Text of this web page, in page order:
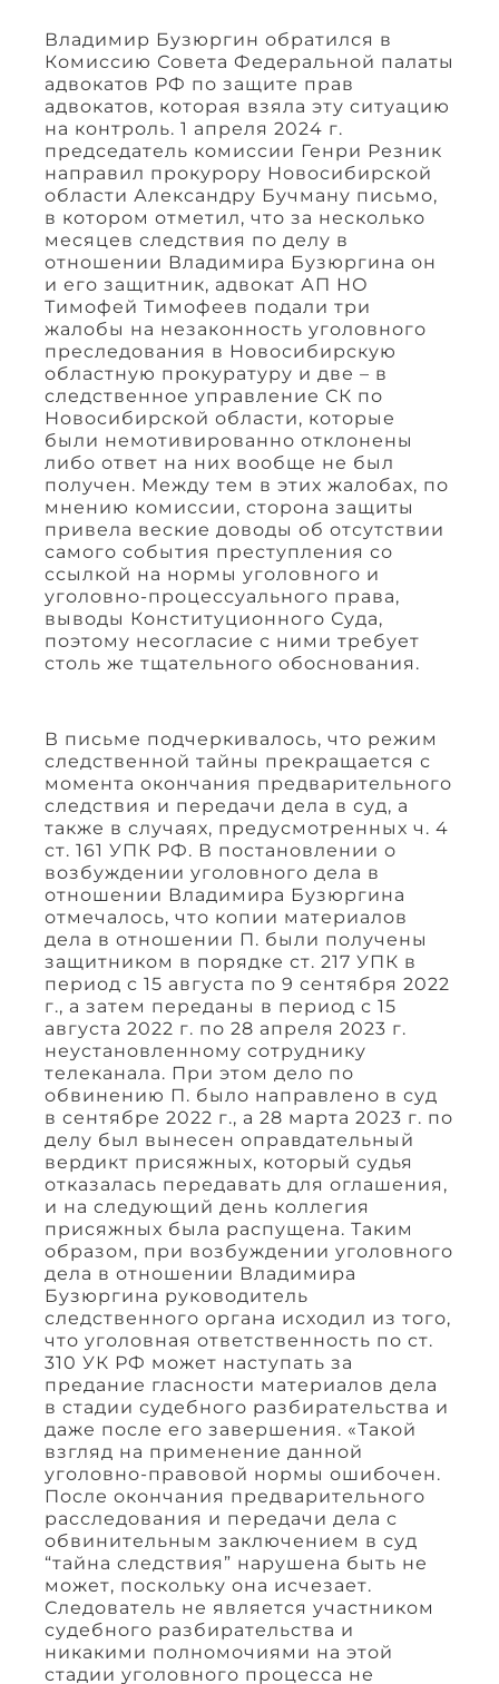
Владимир Бузюргин обратился в
Комиссию Совета Федеральной палаты
адвокатов РФ по защите прав
адвокатов, которая взяла эту ситуацию
на контроль. 1 апреля 2024 г.
председатель комиссии Генри Резник
направил прокурору Новосибирской
области Александру Бучману письмо,
в котором отметил, что за несколько
месяцев следствия по делу в
отношении Владимира Бузюргина он
и его защитник, адвокат АП НО
Тимофей Тимофеев подали три
жалобы на незаконность уголовного
преследования в Новосибирскую
областную прокуратуру и две – в
следственное управление СК по
Новосибирской области, которые
были немотивированно отклонены
либо ответ на них вообще не был
получен. Между тем в этих жалобах, по
мнению комиссии, сторона защиты
привела веские доводы об отсутствии
самого события преступления со
ссылкой на нормы уголовного и
уголовно-процессуального права,
выводы Конституционного Суда,
поэтому несогласие с ними требует
столь же тщательного обоснования.
В письме подчеркивалось, что режим
следственной тайны прекращается с
момента окончания предварительного
следствия и передачи дела в суд, а
также в случаях, предусмотренных ч. 4
ст. 161 УПК РФ. В постановлении о
возбуждении уголовного дела в
отношении Владимира Бузюргина
отмечалось, что копии материалов
дела в отношении П. были получены
защитником в порядке ст. 217 УПК в
период с 15 августа по 9 сентября 2022
г., а затем переданы в период с 15
августа 2022 г. по 28 апреля 2023 г.
неустановленному сотруднику
телеканала. При этом дело по
обвинению П. было направлено в суд
в сентябре 2022 г., а 28 марта 2023 г. по
делу был вынесен оправдательный
вердикт присяжных, который судья
отказалась передавать для оглашения,
и на следующий день коллегия
присяжных была распущена. Таким
образом, при возбуждении уголовного
дела в отношении Владимира
Бузюргина руководитель
следственного органа исходил из того,
что уголовная ответственность по ст.
310 УК РФ может наступать за
предание гласности материалов дела
в стадии судебного разбирательства и
даже после его завершения. «Такой
взгляд на применение данной
уголовно-правовой нормы ошибочен.
После окончания предварительного
расследования и передачи дела с
обвинительным заключением в суд
“тайна следствия” нарушена быть не
может, поскольку она исчезает.
Следователь не является участником
судебного разбирательства и
никакими полномочиями на этой
стадии уголовного процесса не